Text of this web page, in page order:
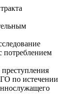
потреблением
по истечении